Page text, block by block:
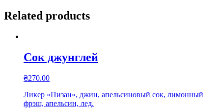
Related products
Сок джунглей
₴270.00
Ликер «Пизан», джин, апельсиновый сок, лимонный
фрэш, апельсин, лед.